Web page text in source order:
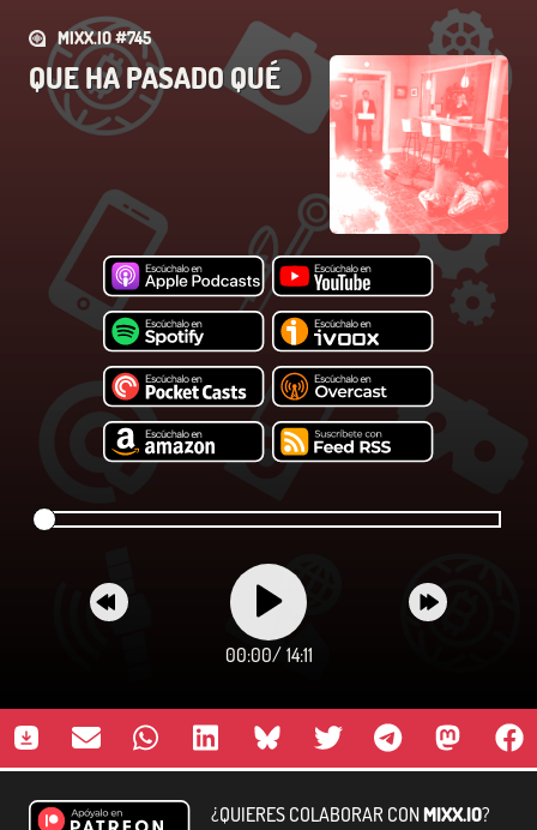
MIXX.IO #745
QUE HA PASADO QUÉ
00:00/ 14:11
¿QUIERES COLABORAR CONMIXX.IO?